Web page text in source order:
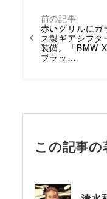
前の記事
赤いグリルにガ
ス製ギアシフタ
装備。「BMW
ブラッ…
この記事の